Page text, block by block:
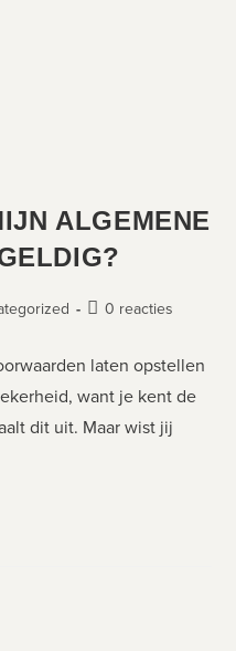
ALGEMENE
0 reacties
laten opstellen
want je kent de
dit uit. Maar wist jij